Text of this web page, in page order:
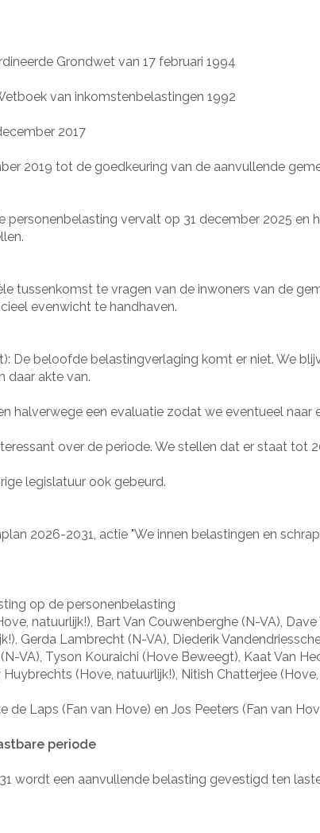
Grondwet van 17 februari 1994
van inkomstenbelastingen 1992
2017
2019 tot de goedkeuring van de aanvullende
vervalt op 31 december 2025 en
tussenkomst te vragen van de inwoners van de
evenwicht te handhaven.
De beloofde belastingverlaging komt er niet. We
daar akte van.
halverwege een evaluatie zodat we eventueel naar
over de periode. We stellen dat er staat tot
legislatuur ook gebeurd.
2026-2031, actie "We innen belastingen en
op de personenbelasting
natuurlijk!), Bart Van Couwenberghe (N-VA),
Gerda Lambrecht (N-VA), Diederik
VA), Tyson Kouraichi (Hove Beweegt), Kaat Van
(Hove, natuurlijk!), Nitish Chatterjee
de Laps (Fan van Hove) en Jos Peeters (Fan van
periode
wordt een aanvullende belasting gevestigd ten